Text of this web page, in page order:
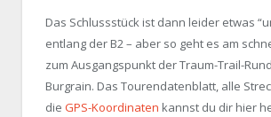
Das Schlussstück ist dann leider etwas
entlang der B2 – aber so geht es am
zum Ausgangspunkt der Traum-Trail-
Burgrain. Das Tourendatenblatt, alle
die GPS-Koordinaten kannst du dir hier